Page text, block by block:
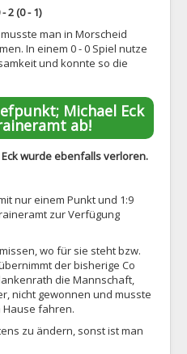
2 (0 - 1)
man in Morscheid
In einem 0 - 0 Spiel nutze
und konnte so die
Michael Eck
ab!
wurde ebenfalls verloren.
nur einem Punkt und 1:9
zur Verfügung
wo für sie steht bzw.
der bisherige Co
die Mannschaft,
nicht gewonnen und musste
Hause fahren.
zu ändern, sonst ist man